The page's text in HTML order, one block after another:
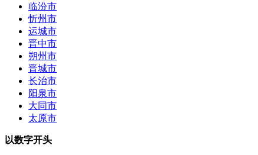
临汾市
忻州市
运城市
晋中市
朔州市
晋城市
长治市
阳泉市
大同市
太原市
以数字开头